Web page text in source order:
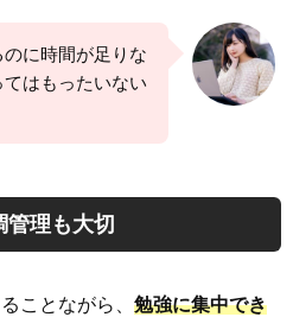
に時間が足りな
はもったいない
管理も大切
ことながら、 勉強に集中でき